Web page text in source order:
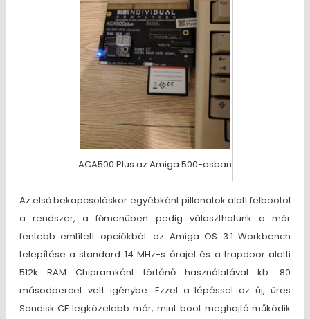
ACA500 Plus az Amiga 500-asban
Az első bekapcsoláskor egyébként pillanatok alatt felbootol
a rendszer, a főmenüben pedig választhatunk a már
fentebb említett opciókból: az Amiga OS 3.1 Workbench
telepítése a standard 14 MHz-s órajel és a trapdoor alatti
512k RAM Chipramként történő használatával kb. 80
másodpercet vett igénybe. Ezzel a lépéssel az új, üres
Sandisk CF legközelebb már, mint boot meghajtó működik